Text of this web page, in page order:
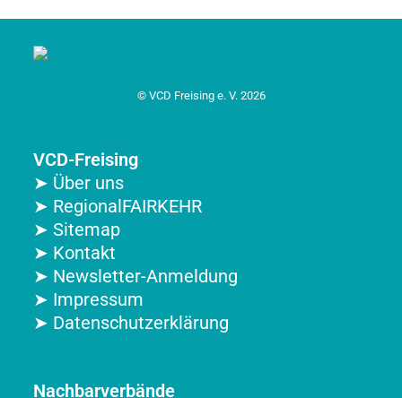
© VCD Freising e. V. 2026
VCD-Freising
➤ Über uns
➤ RegionalFAIRKEHR
➤ Sitemap
➤ Kontakt
➤ Newsletter-Anmeldung
➤ Impressum
➤ Datenschutzerklärung
Nachbarverbände